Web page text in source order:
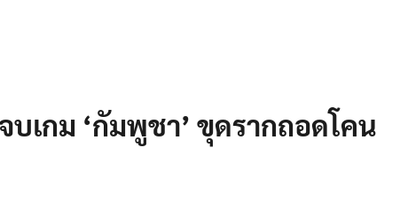
บเกม ‘กัมพูชา’ ขุดรากถอดโคน